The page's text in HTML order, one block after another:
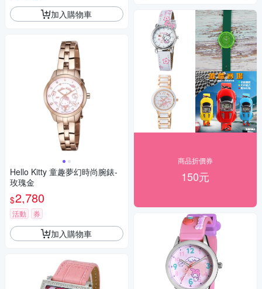
加入購物車
Hello Kitty 童趣夢幻時尚腕錶-
玫瑰金
$2,780
活動 券
加入購物車
商品折價券
150元